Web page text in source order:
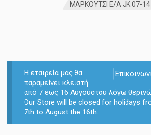
ΜΑΡΚΟΥΤΣΙ Ε/Α JK 07-14
Η εταιρεία μας θα
παραμείνει κλειστή
από 7 έως 16 Αυγούστου λόγω
Our Store will be closed for holidays
7th to August the 16th.